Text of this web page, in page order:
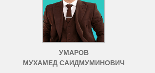
УМАРОВ
МУХАМЕД САИДМУМИНОВИЧ